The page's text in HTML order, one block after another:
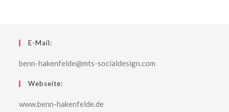
E-Mail:
benn-hakenfelde@mts-socialdesign.com
Webseite:
www.benn-hakenfelde.de